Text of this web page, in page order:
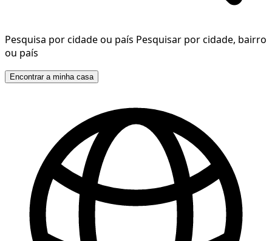
Pesquisa por cidade ou país Pesquisar por cidade, bairro
ou país
Encontrar a minha casa